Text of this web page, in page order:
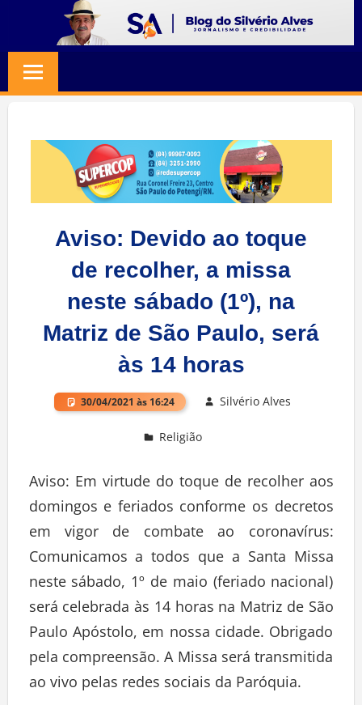
content
SILVERIO
ALVES
Jornalismo
Credibilidade
Aviso: Devido ao toque
de recolher, a missa
neste sábado (1º), na
Matriz de São Paulo, será
às 14 horas
30/04/2021 às 16:24 Silvério Alves
Religião
Aviso: Em virtude do toque de recolher aos
domingos e feriados conforme os decretos
em vigor de combate ao coronavírus:
Comunicamos a todos que a Santa Missa
neste sábado, 1º de maio (feriado nacional)
será celebrada às 14 horas na Matriz de São
Paulo Apóstolo, em nossa cidade. Obrigado
pela compreensão. A Missa será transmitida
ao vivo pelas redes sociais da Paróquia.